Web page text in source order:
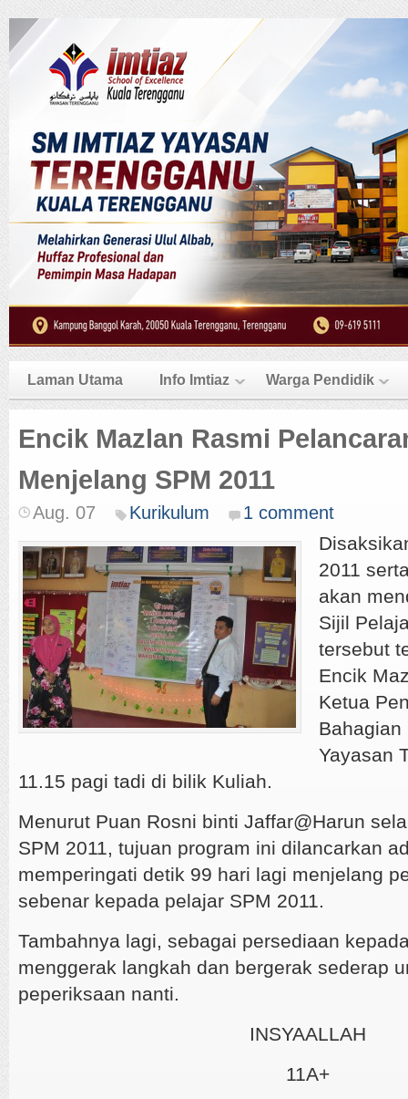
Laman Utama Info Imtiaz Warga Pendidik
Encik Mazlan Rasmi
Menjelang SPM 2011
Aug. 07 Kurikulum 1 comment
2011
akan
Sijil
tersebut
Encik
Ketua
Bahagian
Yayasan
11.15 pagi tadi di bilik Kuliah.
Menurut Puan Rosni binti Jaffar@Harun
SPM 2011, tujuan program ini dilancarkan
memperingati detik 99 hari lagi menjelang
sebenar kepada pelajar SPM 2011.
Tambahnya lagi, sebagai persediaan
menggerak langkah dan bergerak sederap
peperiksaan nanti.
INSYAALLAH
11A+